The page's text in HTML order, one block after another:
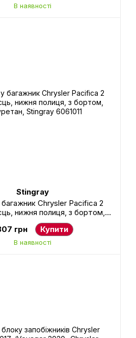
В наявності
Stingray
Chrysler Pacifica 2
нижня полиця, з бортом,
Stingray 6061011
грн Купити
В наявності